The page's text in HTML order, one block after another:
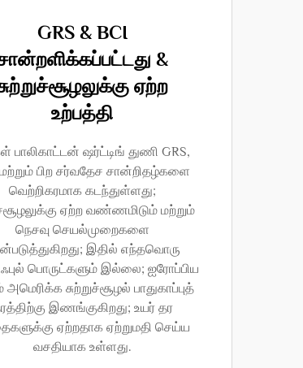
GRS & BCI
&
ஏற்ற
உற்பத்தி
பாலிகாட்டன் ஷர்ட்டிங் துணி GRS,
பிற சர்வதேச சான்றிதழ்களை
வெற்றிகரமாக கடந்துள்ளது;
ஏற்ற வண்ணமிடும் மற்றும்
நெசவு செயல்முறைகளை
இதில் எந்தவொரு
பொருட்களும் இல்லை; ஐரோப்பிய
அமெரிக்க சுற்றுச்சூழல் பாதுகாப்புத்
இணங்குகிறது; உயர் தர
ஏற்றதாக ஏற்றுமதி செய்ய
வசதியாக உள்ளது.